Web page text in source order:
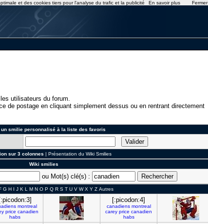
utilisateurs du forum.
de postage en cliquant simplement dessus ou en rentrant directement
un smilie personnalisé à la liste des favoris
sur 3 colonnes | Présentation du Wiki Smilies
Wiki smilies
ou Mot(s) clé(s) :
G H I J K L M N O P Q R S T U V W X Y Z Autres
[:picodon:3]
montreal
price canadien
habs
[:picodon:4]
canadiens montreal
carey price canadien
habs
et des cookies tiers pour l'analyse du trafic et la publicité En savoir plus Fermer